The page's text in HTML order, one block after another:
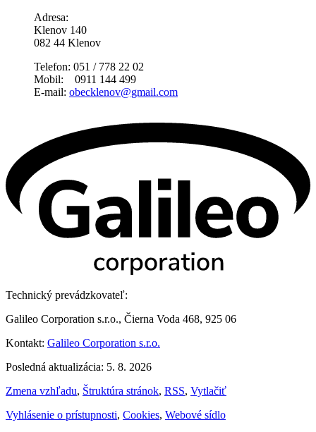
Adresa:
Klenov 140
082 44 Klenov
Telefon: 051 / 778 22 02
Mobil: 0911 144 499
E-mail: obecklenov@gmail.com
Technický prevádzkovateľ:
Galileo Corporation s.r.o., Čierna Voda 468, 925 06
Kontakt: Galileo Corporation s.r.o.
Posledná aktualizácia: 5. 8. 2026
Zmena vzhľadu, Štruktúra stránok, RSS, Vytlačiť
Vyhlásenie o prístupnosti, Cookies, Webové sídlo